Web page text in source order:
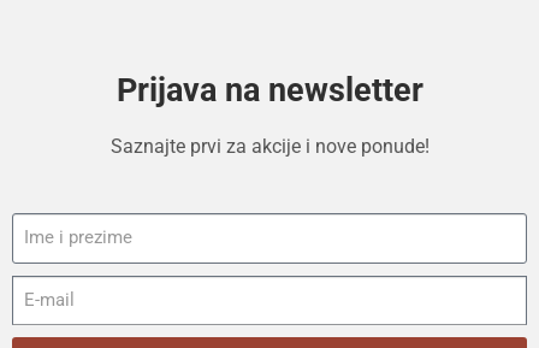
Prijava na newsletter
Saznajte prvi za akcije i nove ponude!